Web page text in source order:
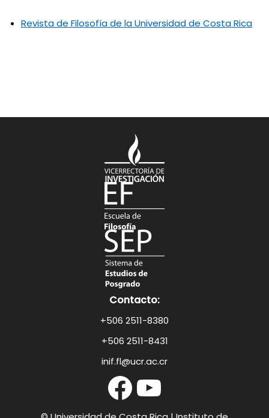
Revista de Filosofía de la Universidad de Costa Rica
Contacto:
+506 2511-8380
+506 2511-8431
inif.fl@ucr.ac.cr